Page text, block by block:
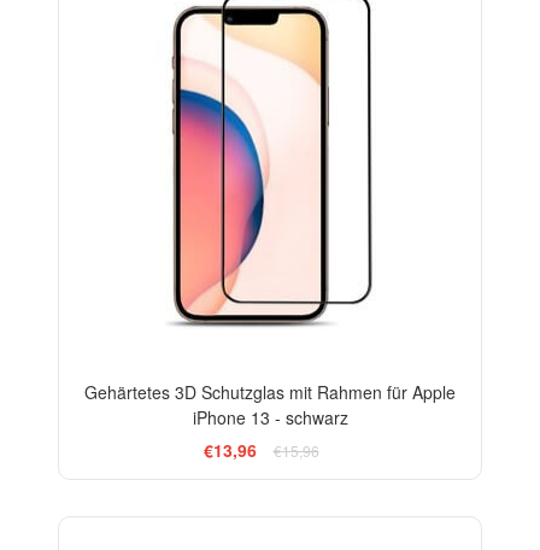
Gehärtetes 3D Schutzglas mit Rahmen für Apple
iPhone 13 - schwarz
€13,96
€15,96